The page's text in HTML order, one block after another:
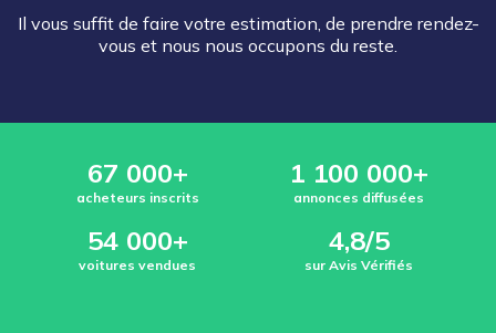
Il vous suffit de faire votre estimation, de prendre rendez-
vous et nous nous occupons du reste.
67 000+
acheteurs inscrits
1 100 000+
annonces diffusées
54 000+
voitures vendues
4,8/5
sur Avis Vérifiés